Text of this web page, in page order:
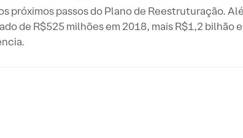
próximos passos do Plano de Reestruturação.
de R$525 milhões em 2018, mais R$1,2 bilhão